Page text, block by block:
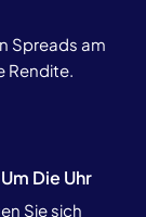
Spreads am
Rendite.
Die Uhr
Sie sich